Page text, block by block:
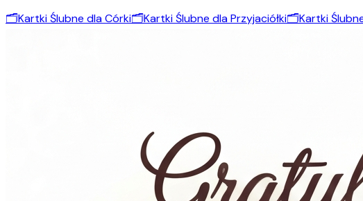
🗂️Kartki Ślubne dla Córki🗂️Kartki Ślubne dla Przyjaciółki🗂️Kartki